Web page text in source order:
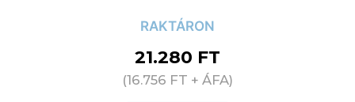
RAKTÁRON
21.280 FT
(16.756 FT + ÁFA)